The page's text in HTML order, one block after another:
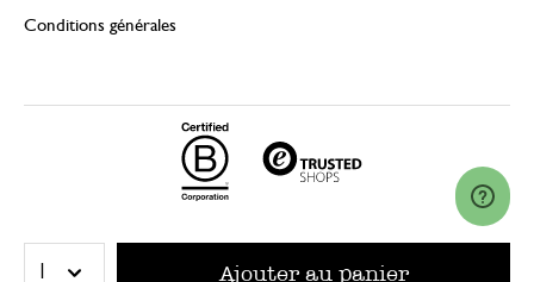
Ajouter au panier
Conditions générales
© 2026 Dille & Kamille (Nederland) B.V.